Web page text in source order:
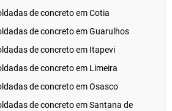
de concreto em Cotia
de concreto em Guarulhos
de concreto em Itapevi
de concreto em Limeira
de concreto em Osasco
de concreto em Santana de